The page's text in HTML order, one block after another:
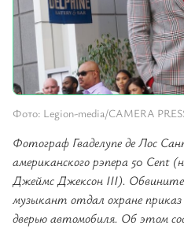
Фото: Legion-media/CAMERA
Фотограф Гваделупе де Лос
американского рэпера 50 Cent
Джеймс Джексон III).
музыкант отдал охране
дверью автомобиля. Об этом